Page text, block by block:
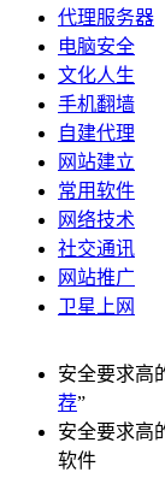
代理服务器
电脑安全
文化人生
手机翻墙
自建代理
网站建立
常用软件
网络技术
社交通讯
网站推广
卫星上网
安全要求高
荐”
安全要求高
软件